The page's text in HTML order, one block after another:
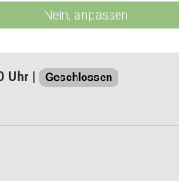
Düben
Uhr |
Geschlossen
von Inhalten
Nein, anpassen